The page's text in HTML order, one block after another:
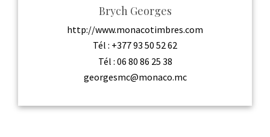
Brych Georges
http://www.monacotimbres.com
Tél : +377 93 50 52 62
Tél : 06 80 86 25 38
georgesmc@monaco.mc